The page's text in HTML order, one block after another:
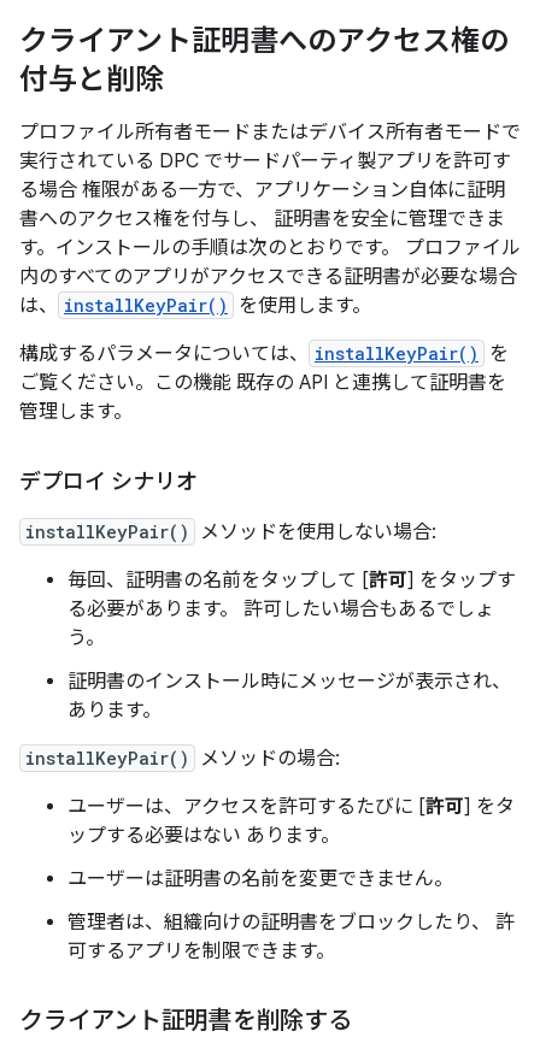
クライアント証明書へのアクセス権の
付与と削除
プロファイル所有者モードまたはデバイス所有者モードで
実行されている DPC でサードパーティ製アプリを許可す
る場合 権限がある一方で、アプリケーション自体に証明
書へのアクセス権を付与し、 証明書を安全に管理できま
す。インストールの手順は次のとおりです。 プロファイル
内のすべてのアプリがアクセスできる証明書が必要な場合
は、
installKeyPair()
を使用します。
構成するパラメータについては、
installKeyPair()
を
ご覧ください。この機能 既存の API と連携して証明書を
管理します。
デプロイ シナリオ
installKeyPair()
メソッドを使用しない場合:
毎回、証明書の名前をタップして [許可] をタップす
る必要があります。 許可したい場合もあるでしょ
う。
証明書のインストール時にメッセージが表示され、
あります。
installKeyPair()
メソッドの場合:
ユーザーは、アクセスを許可するたびに [許可] をタ
ップする必要はない あります。
ユーザーは証明書の名前を変更できません。
管理者は、組織向けの証明書をブロックしたり、 許
可するアプリを制限できます。
クライアント証明書を削除する